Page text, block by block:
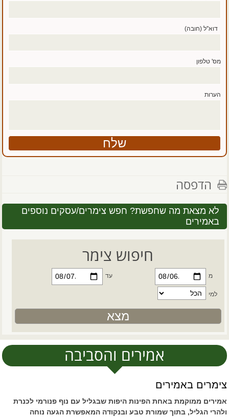
דוא''ל (חובה)
מס' טלפון
הערות
הדפסה
לא מצאת מה שחפשת? חפש צימרים/עסקים נוספים
באמירים
חיפוש צימר
מ עד
למי
אמירים והסביבה
צימרים באמירים
אמירים ממוקמת באחת הפינות היפות שבגליל עם נוף פנורמי לכנרת
ולהרי הגליל, בתוך שמורת טבע ובנקודה המאפשרת הגעה נוחה